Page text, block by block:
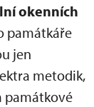
okenních
památkáře
jen
metodik,
památkové